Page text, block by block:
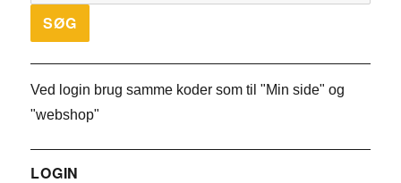
Ved login brug samme koder som til "Min side" og
"webshop"
LOGIN